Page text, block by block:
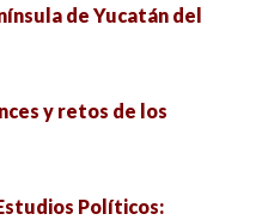
en el comercio en
y servicios de
públicas 12:00 pm
de pandemia
o dispersión
en la Ciudad de
América Latina 10:00
de Yucatán del
y retos de los
Políticos: